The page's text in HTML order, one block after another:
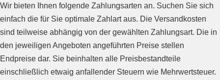
Wir bieten Ihnen folgende Zahlungsarten an. Suchen Sie sich
einfach die für Sie optimale Zahlart aus. Die Versandkosten
sind teilweise abhängig von der gewählten Zahlungsart. Die in
den jeweiligen Angeboten angeführten Preise stellen
Endpreise dar. Sie beinhalten alle Preisbestandteile
einschließlich etwaig anfallender Steuern wie Mehrwertsteuer.